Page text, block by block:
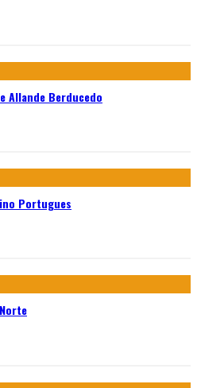
Allande Berducedo
Portugues